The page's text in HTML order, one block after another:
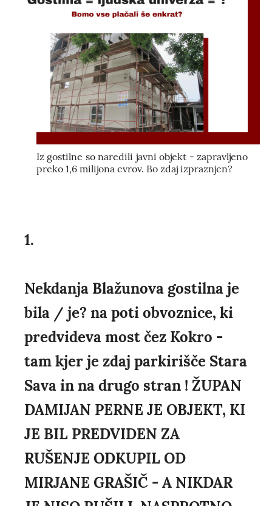
Iz gostilne so naredili javni objekt - zapravljeno
preko 1,6 milijona evrov. Bo zdaj izpraznjen?
1.
Nekdanja Blažunova gostilna je
bila / je? na poti obvoznice, ki
predvideva most čez Kokro -
tam kjer je zdaj parkirišče Stara
Sava in na drugo stran ! ŽUPAN
DAMIJAN PERNE JE OBJEKT, KI
JE BIL PREDVIDEN ZA
RUŠENJE ODKUPIL OD
MIRJANE GRAŠIČ - A NIKDAR